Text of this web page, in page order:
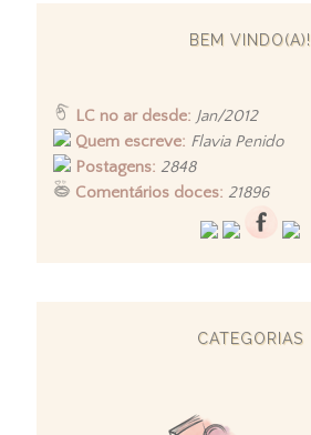
BEM VINDO(A)!
LC no ar desde: Jan/2012
Quem escreve: Flavia Penido
Postagens: 2848
Comentários doces: 21896
CATEGORIAS